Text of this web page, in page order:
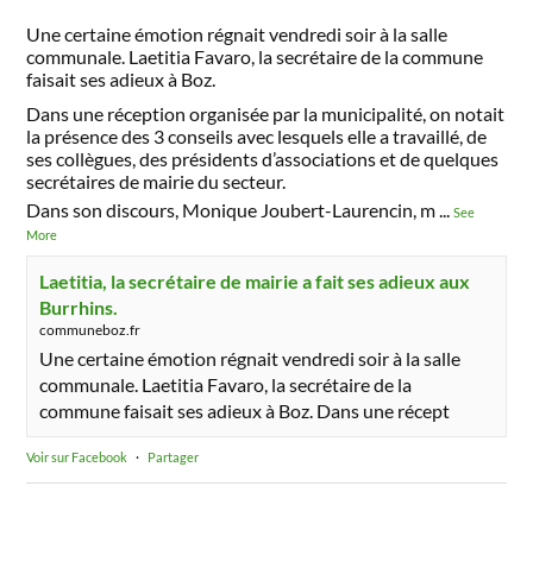
Une certaine émotion régnait vendredi soir à la salle
communale. Laetitia Favaro, la secrétaire de la commune
faisait ses adieux à Boz.
Dans une réception organisée par la municipalité, on notait
la présence des 3 conseils avec lesquels elle a travaillé, de
ses collègues, des présidents d’associations et de quelques
secrétaires de mairie du secteur.
Dans son discours, Monique Joubert-Laurencin, m...See
More
Laetitia, la secrétaire de mairie a fait ses adieux aux
Burrhins.
communeboz.fr
Une certaine émotion régnait vendredi soir à la salle
communale. Laetitia Favaro, la secrétaire de la
commune faisait ses adieux à Boz. Dans une récept
Voir sur Facebook · Partager